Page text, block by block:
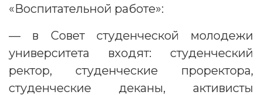
«Воспитательной работе»:
— в Совет студенческой молодежи
университета входят: студенческий
ректор, студенческие проректора,
студенческие деканы, активисты